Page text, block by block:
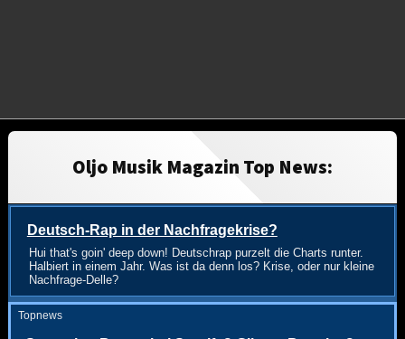
Oljo Musik Magazin Top News:
Deutsch-Rap in der Nachfragekrise?
Hui that's goin' deep down! Deutschrap purzelt die Charts runter.
Halbiert in einem Jahr. Was ist da denn los? Krise, oder nur kleine
Nachfrage-Delle?
Topnews